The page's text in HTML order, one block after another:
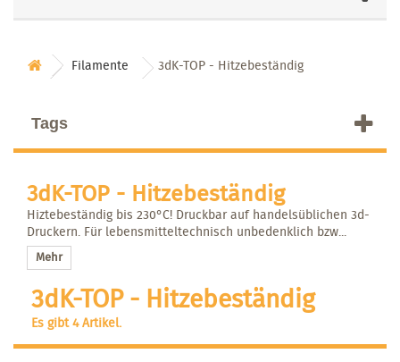
Filamente 3dK-TOP - Hitzebeständig
Tags
3dK-TOP - Hitzebeständig
Hiztebeständig bis 230°C! Druckbar auf handelsüblichen 3d-
Druckern. Für lebensmitteltechnisch unbedenklich bzw...
Mehr
3dK-TOP - Hitzebeständig
Es gibt 4 Artikel.